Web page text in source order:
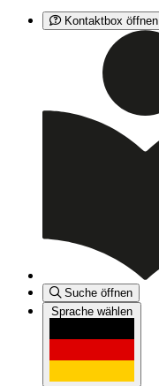
Kontaktbox öffnen
Suche öffnen
Sprache wählen